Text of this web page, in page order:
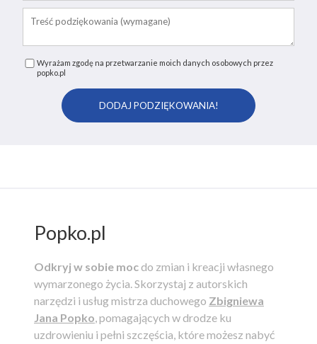
Wyrażam zgodę na przetwarzanie moich danych osobowych przez
popko.pl
Popko.pl
Odkryj w sobie moc do zmian i kreacji własnego
wymarzonego życia.Skorzystaj z autorskich
narzędzi i usług mistrza duchowego Zbigniewa
Jana Popko, pomagających w drodze ku
uzdrowieniu i pełni szczęścia, które możesz nabyć